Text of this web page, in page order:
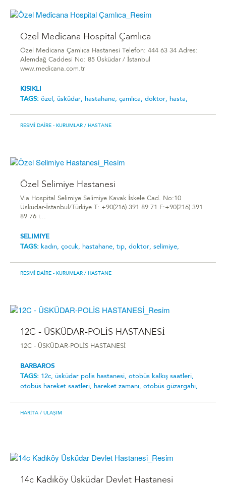
Özel Medicana Hospital Çamlıca
Özel Medicana Çamlıca Hastanesi Telefon: 444 63 34 Adres:
Alemdağ Caddesi No: 85 Üsküdar / İstanbul
www.medicana.com.tr
KISIKLI
TAGS: özel, üsküdar, hastahane, çamlıca, doktor, hasta,
RESMI DAIRE - KURUMLAR / HASTANE
Özel Selimiye Hastanesi
Via Hospital Selimiye Selimiye Kavak İskele Cad. No:10
Üsküdar-İstanbul/Türkiye T: +90(216) 391 89 71 F:+90(216) 391
89 76 i...
SELIMIYE
TAGS: kadın, çocuk, hastahane, tıp, doktor, selimiye,
RESMI DAIRE - KURUMLAR / HASTANE
12C - ÜSKÜDAR-POLİS HASTANESİ
12C - ÜSKÜDAR-POLİS HASTANESİ
BARBAROS
TAGS: 12c, üsküdar poli̇s hastanesi̇, otobüs kalkış saatleri,
otobüs hareket saatleri, hareket zamanı, otobüs güzargahı,
HARITA / ULAŞIM
14c Kadıköy Üsküdar Devlet Hastanesi